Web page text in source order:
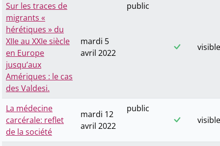
Sur les traces de
migrants «
hérétiques » du
XIIe au XXIe siècle
en Europe
jusqu’aux
Amériques : le cas
des Valdesi.
mardi 5
avril 2022
public
visible
La médecine
carcérale: reflet
de la société
mardi 12
avril 2022
public
visible